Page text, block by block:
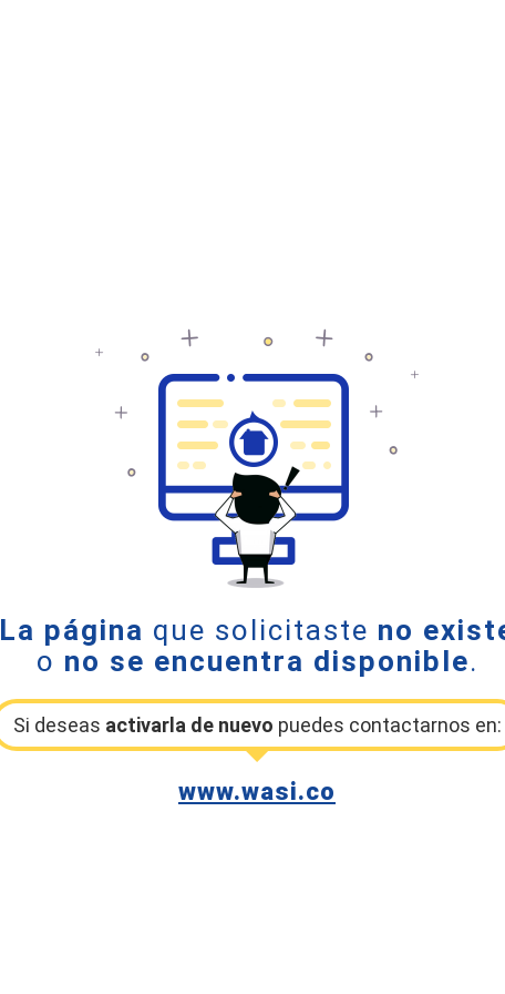
La página que solicitaste no
o no se encuentra disponible.
Si deseas activarla de nuevo puedes contactarnos en:
www.wasi.co